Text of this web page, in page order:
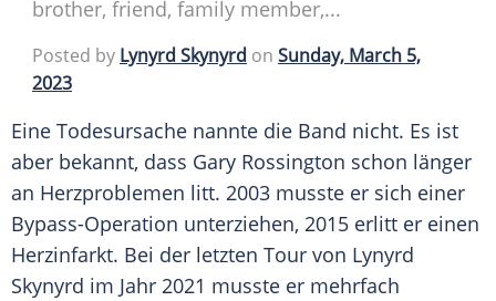
brother, friend, family member,...
Posted by Lynyrd Skynyrd on Sunday, March 5,
2023
Eine Todesursache nannte die Band nicht. Es ist
aber bekannt, dass Gary Rossington schon länger
an Herzproblemen litt. 2003 musste er sich einer
Bypass-Operation unterziehen, 2015 erlitt er einen
Herzinfarkt. Bei der letzten Tour von Lynyrd
Skynyrd im Jahr 2021 musste er mehrfach